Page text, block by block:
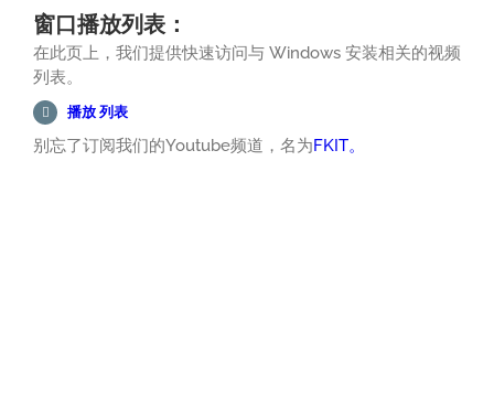
窗口播放列表：
在此页上，我们提供快速访问与 Windows 安装相关的视频
列表。
播放 列表
别忘了订阅我们的Youtube频道，名为FKIT。